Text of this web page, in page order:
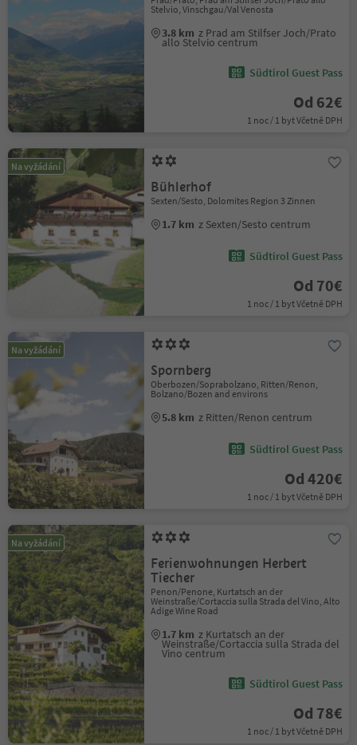
Stelvio, Vinschgau/Val Venosta
3.8 km z Prad am Stilfser Joch/Prato
allo Stelvio centrum
Südtirol Guest Pass
Od 62€
1 noc / 1 byt Včetně DPH
Na vyžádání
Bühlerhof
Sexten/Sesto, Dolomites Region 3 Zinnen
1.7 km z Sexten/Sesto centrum
Südtirol Guest Pass
Od 70€
1 noc / 1 byt Včetně DPH
Na vyžádání
Spornberg
Oberbozen/Soprabolzano, Ritten/Renon,
Bolzano/Bozen and environs
5.8 km z Ritten/Renon centrum
Südtirol Guest Pass
Od 420€
1 noc / 1 byt Včetně DPH
Na vyžádání
Ferienwohnungen Herbert
Tiecher
Penon/Penone, Kurtatsch an der
Weinstraße/Cortaccia sulla Strada del Vino, Alto
Adige Wine Road
1.7 km z Kurtatsch an der
Weinstraße/Cortaccia sulla Strada del
Vino centrum
Südtirol Guest Pass
Od 78€
1 noc / 1 byt Včetně DPH